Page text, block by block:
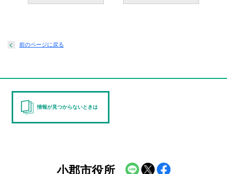
前のページに戻る
情報が見つからないときは
小郡市役所